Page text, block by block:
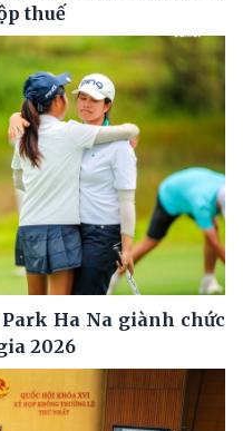
thuế
Ha Na giành chức
2026